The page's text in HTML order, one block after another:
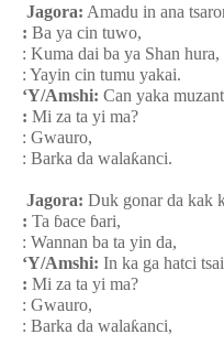
Jagora: Amadu in ana
: Ba ya cin tuwo,
: Kuma dai ba ya Shan hura,
: Yayin cin tumu yakai.
‘Y/Amshi: Can yaka
: Mi za ta yi ma?
: Gwauro,
: Barka da walaƙanci.
Jagora: Duk gonar da kak
: Ta ɓace ɓari,
: Wannan ba ta yin da,
‘Y/Amshi: In ka ga hatci
: Mi za ta yi ma?
: Gwauro,
: Barka da walaƙanci,